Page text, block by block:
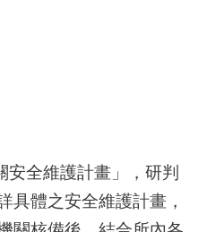
安全維護計畫」，研判
具體之安全維護計畫，